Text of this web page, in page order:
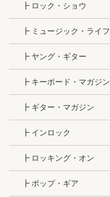
┣ ロック・ショウ
┣ ミュージック・ライフ
┣ ヤング・ギター
┣ キーボード・マガジン
┣ ギター・マガジン
┣ インロック
┣ ロッキング・オン
┣ ポップ・ギア